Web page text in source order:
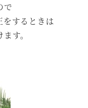
で
をするときは
す。